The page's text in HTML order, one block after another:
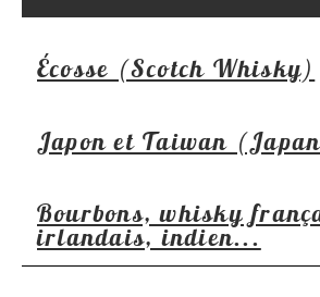
Écosse (Scotch Whisky)
Japon et Taiwan
Bourbons, whisky
irlandais, indien...